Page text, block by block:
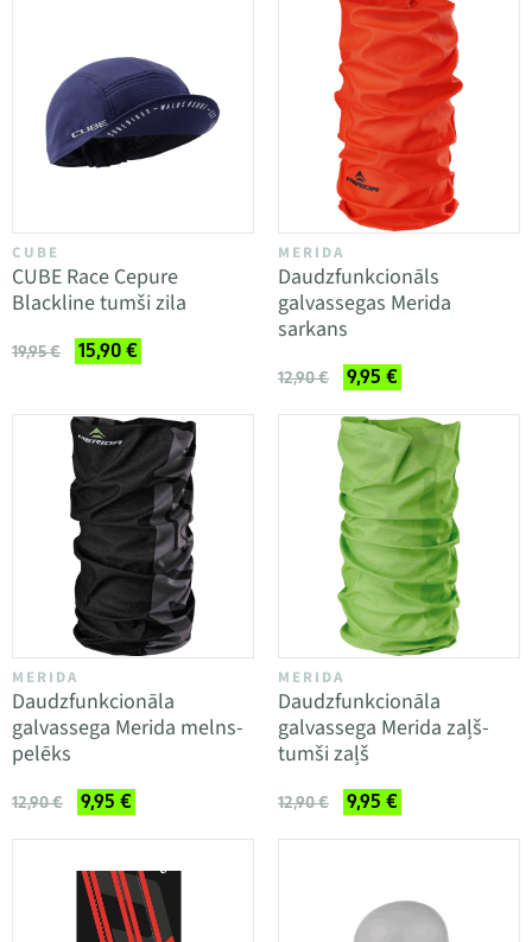
CUBE
CUBE Race Cepure
Blackline tumši zila
19,95 € 15,90 €
MERIDA
Daudzfunkcionāls
galvassegas Merida
sarkans
12,90 € 9,95 €
MERIDA
Daudzfunkcionāla
galvassega Merida melns-
pelēks
12,90 € 9,95 €
MERIDA
Daudzfunkcionāla
galvassega Merida zaļš-
tumši zaļš
12,90 € 9,95 €